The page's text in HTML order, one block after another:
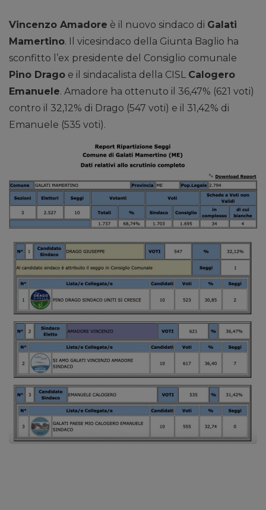
Vincenzo Amadore è il nuovo sindaco di Galati
Mamertino. Il vicesindaco della Giunta Baglio ha
sconfitto l’ex presidente del Consiglio comunale
Pino Drago e il sindacalista della CISL Calogero
Emanuele. Amadore ha ottenuto il 36,47% (621 voti)
contro il 32,12% di Drago (547 voti) e il 31,42% di
Emanuele (535 voti).